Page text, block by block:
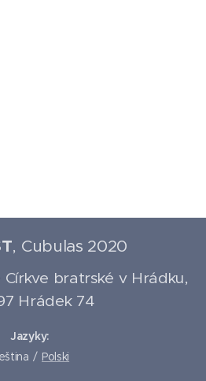
, Cubulas 2020
bratrské v Hrádku,
Hrádek 74
Jazyky
Polski